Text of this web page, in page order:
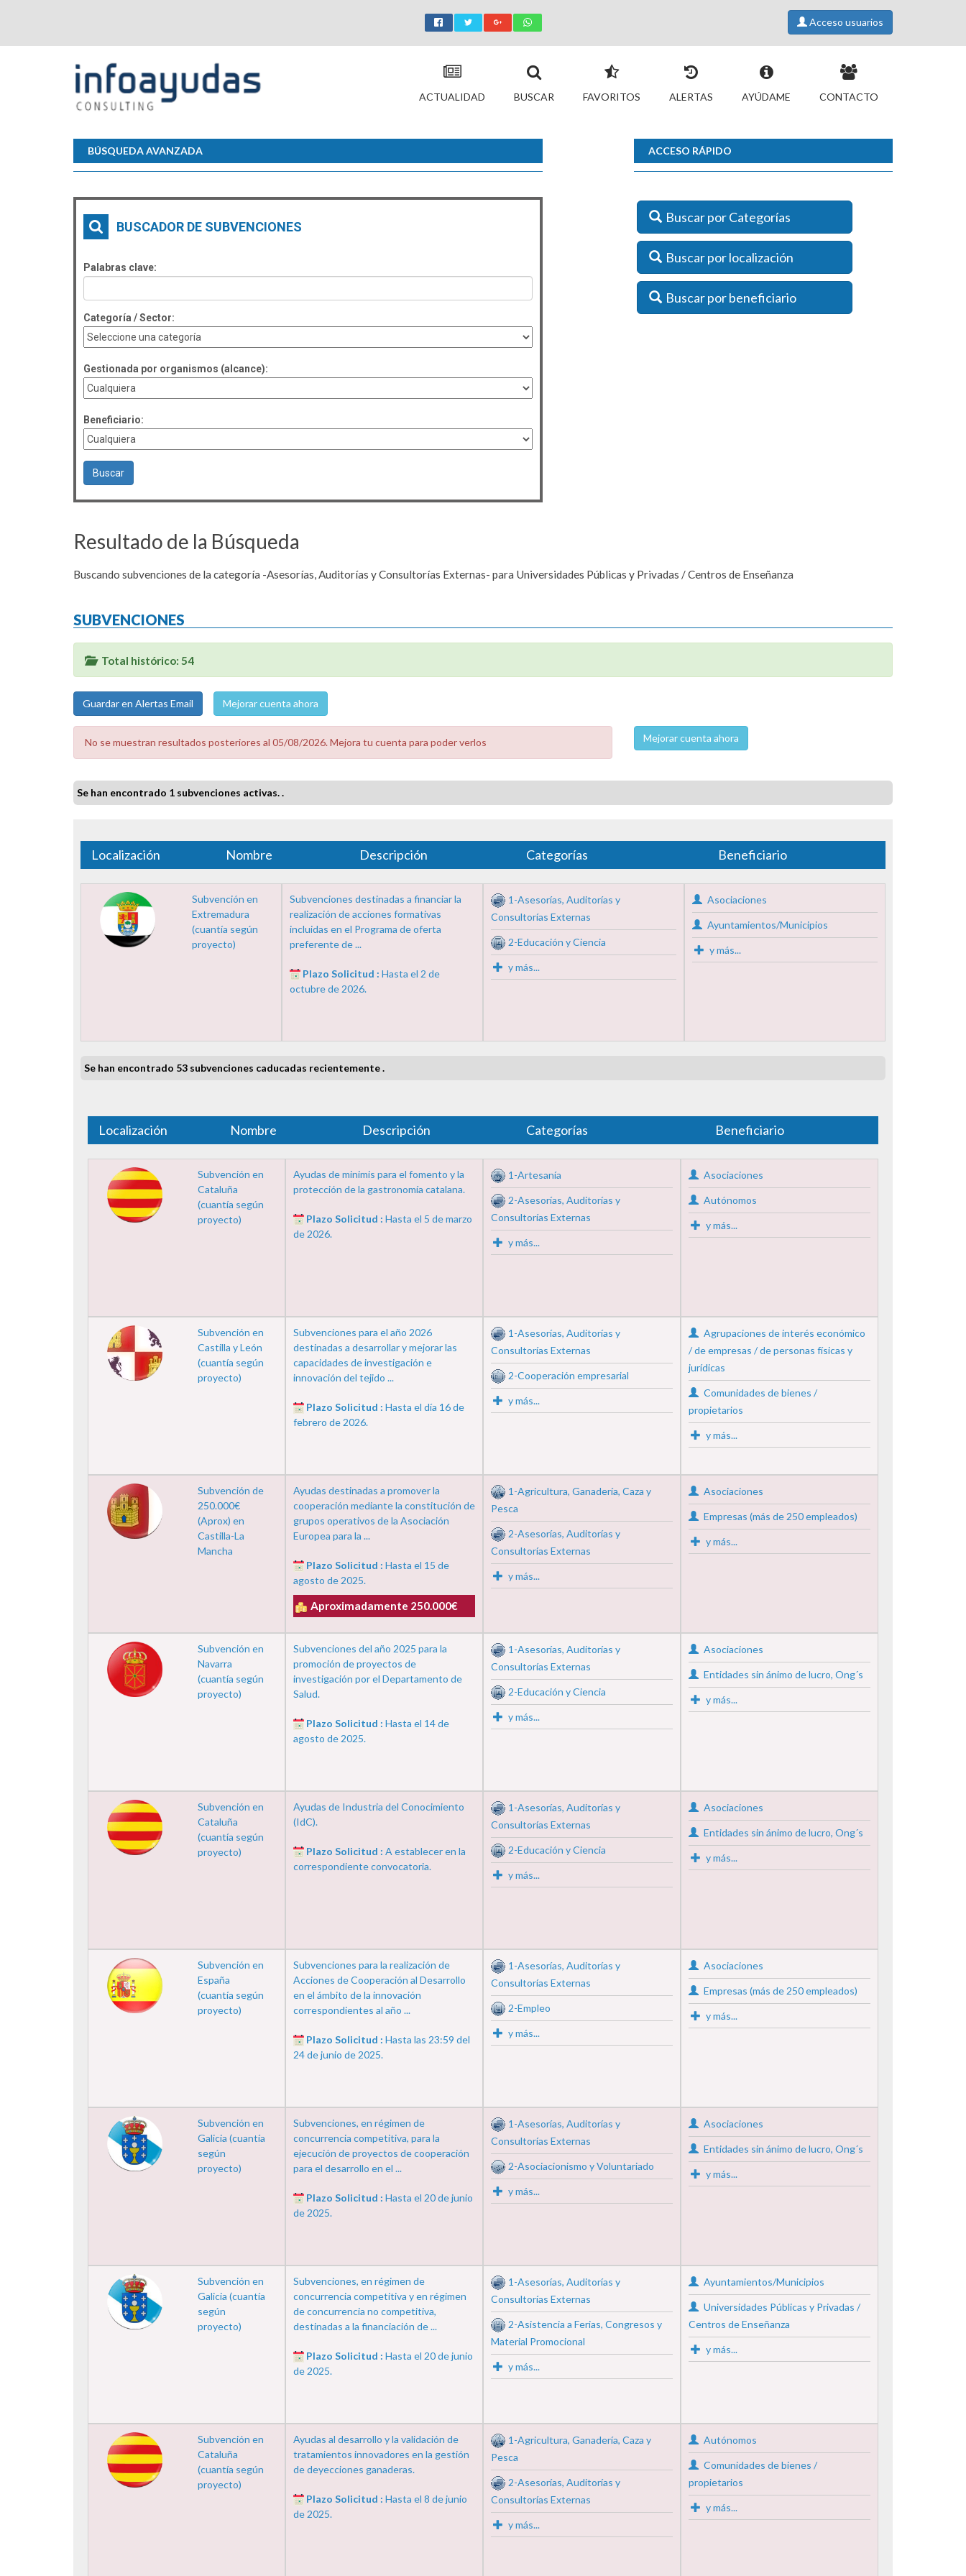
Acceso usuarios
ACTUALIDAD BUSCAR FAVORITOS ALERTAS AYÚDAME CONTACTO
BÚSQUEDA AVANZADA
BUSCADOR DE SUBVENCIONES
Palabras clave:
Categoría / Sector:
Gestionada por organismos (alcance):
Beneficiario:
ACCESO RÁPIDO
Buscar por Categorías
Buscar por localización
Buscar por beneficiario
Resultado de la Búsqueda
Buscando subvenciones de la categoría -Asesorías, Auditorías y Consultorías Externas- para Universidades Públicas y Privadas / Centros de Enseñanza
SUBVENCIONES
Total histórico: 54
Mejorar cuenta ahora
No se muestran resultados posteriores al 05/08/2026. Mejora tu cuenta para poder verlos Mejorar cuenta ahora
Se han encontrado 1 subvenciones activas. .
Localización Nombre Descripción Categorías Beneficiario
Subvención en
Extremadura
(cuantía según
proyecto)
Subvenciones destinadas a financiar la
realización de acciones formativas
incluidas en el Programa de oferta
preferente de ...
Plazo Solicitud : Hasta el 2 de
octubre de 2026.
1-Asesorías, Auditorías y
Consultorías Externas
2-Educación y Ciencia
y más...
Asociaciones
Ayuntamientos/Municipios
y más...
Se han encontrado 53 subvenciones caducadas recientemente .
Localización Nombre Descripción Categorías Beneficiario
Subvención en
Cataluña
(cuantía según
proyecto)
Ayudas de minimis para el fomento y la
protección de la gastronomía catalana.
Plazo Solicitud : Hasta el 5 de marzo
de 2026.
1-Artesanía
2-Asesorías, Auditorías y
Consultorías Externas
y más...
Asociaciones
Autónomos
y más...
Subvención en
Castilla y León
(cuantía según
proyecto)
Subvenciones para el año 2026
destinadas a desarrollar y mejorar las
capacidades de investigación e
innovación del tejido ...
Plazo Solicitud : Hasta el día 16 de
febrero de 2026.
1-Asesorías, Auditorías y
Consultorías Externas
2-Cooperación empresarial
y más...
Agrupaciones de interés económico
/ de empresas / de personas físicas y
jurídicas
Comunidades de bienes /
propietarios
y más...
Subvención de
250.000€
(Aprox) en
Castilla-La
Mancha
Ayudas destinadas a promover la
cooperación mediante la constitución de
grupos operativos de la Asociación
Europea para la ...
Plazo Solicitud : Hasta el 15 de
agosto de 2025.
Aproximadamente 250.000€
1-Agricultura, Ganadería, Caza y
Pesca
2-Asesorías, Auditorías y
Consultorías Externas
y más...
Asociaciones
Empresas (más de 250 empleados)
y más...
Subvención en
Navarra
(cuantía según
proyecto)
Subvenciones del año 2025 para la
promoción de proyectos de
investigación por el Departamento de
Salud.
Plazo Solicitud : Hasta el 14 de
agosto de 2025.
1-Asesorías, Auditorías y
Consultorías Externas
2-Educación y Ciencia
y más...
Asociaciones
Entidades sin ánimo de lucro, Ong´s
y más...
Subvención en
Cataluña
(cuantía según
proyecto)
Ayudas de Industria del Conocimiento
(IdC).
Plazo Solicitud : A establecer en la
correspondiente convocatoria.
1-Asesorías, Auditorías y
Consultorías Externas
2-Educación y Ciencia
y más...
Asociaciones
Entidades sin ánimo de lucro, Ong´s
y más...
Subvención en
España
(cuantía según
proyecto)
Subvenciones para la realización de
Acciones de Cooperación al Desarrollo
en el ámbito de la innovación
correspondientes al año ...
Plazo Solicitud : Hasta las 23:59 del
24 de junio de 2025.
1-Asesorías, Auditorías y
Consultorías Externas
2-Empleo
y más...
Asociaciones
Empresas (más de 250 empleados)
y más...
Subvención en
Galicia (cuantía
según
proyecto)
Subvenciones, en régimen de
concurrencia competitiva, para la
ejecución de proyectos de cooperación
para el desarrollo en el ...
Plazo Solicitud : Hasta el 20 de junio
de 2025.
1-Asesorías, Auditorías y
Consultorías Externas
2-Asociacionismo y Voluntariado
y más...
Asociaciones
Entidades sin ánimo de lucro, Ong´s
y más...
Subvención en
Galicia (cuantía
según
proyecto)
Subvenciones, en régimen de
concurrencia competitiva y en régimen
de concurrencia no competitiva,
destinadas a la financiación de ...
Plazo Solicitud : Hasta el 20 de junio
de 2025.
1-Asesorías, Auditorías y
Consultorías Externas
2-Asistencia a Ferias, Congresos y
Material Promocional
y más...
Ayuntamientos/Municipios
Universidades Públicas y Privadas /
Centros de Enseñanza
y más...
Subvención en
Cataluña
(cuantía según
proyecto)
Ayudas al desarrollo y la validación de
tratamientos innovadores en la gestión
de deyecciones ganaderas.
Plazo Solicitud : Hasta el 8 de junio
de 2025.
1-Agricultura, Ganadería, Caza y
Pesca
2-Asesorías, Auditorías y
Consultorías Externas
y más...
Autónomos
Comunidades de bienes /
propietarios
y más...